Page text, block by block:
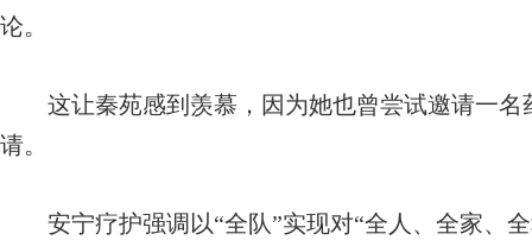
论。
这让秦苑感到羡慕，因为她也曾尝试邀请一名
请。
安宁疗护强调以“全队”实现对“全人、全家、全